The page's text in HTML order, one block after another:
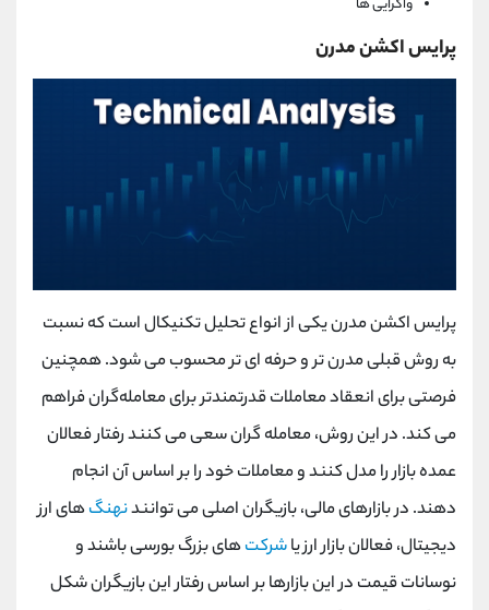
واگرایی ها
پرایس اکشن مدرن
پرایس اکشن مدرن یکی از انواع تحلیل تکنیکال است که نسبت
به روش قبلی مدرن تر و حرفه ای تر محسوب می شود. همچنین
فرصتی برای انعقاد معاملات قدرتمندتر برای معامله‌گران فراهم
می کند. در این روش، معامله گران سعی می کنند رفتار فعالان
عمده بازار را مدل کنند و معاملات خود را بر اساس آن انجام
دهند. در بازارهای مالی، بازیگران اصلی می توانندنهنگهای ارز
دیجیتال، فعالان بازار ارز یاشرکتهای بزرگ بورسی باشند و
نوسانات قیمت در این بازارها بر اساس رفتار این بازیگران شکل